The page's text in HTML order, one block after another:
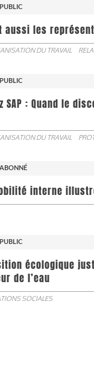
les
DU TRAVAIL
: Quand le
DU TRAVAIL
interne
écologique
de l’eau
SOCIALES